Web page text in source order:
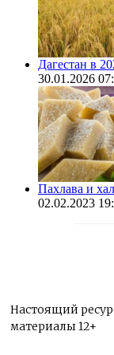
Дагестан в
30.01.2026
Пахлава и
02.02.2023
Настоящий
материалы 12+